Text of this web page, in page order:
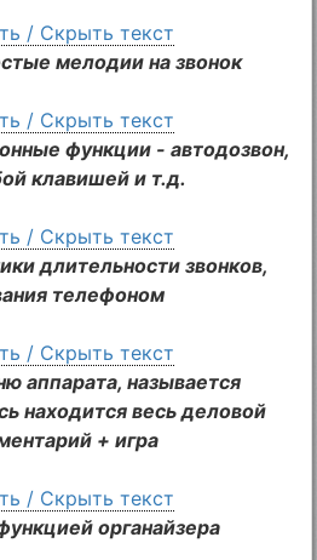
/ Скрыть текст
мелодии на звонок
/ Скрыть текст
функции - автодозвон,
клавишей и т.д.
/ Скрыть текст
длительности звонков,
телефоном
/ Скрыть текст
аппарата, называется
находится весь деловой
+ игра
/ Скрыть текст
органайзера